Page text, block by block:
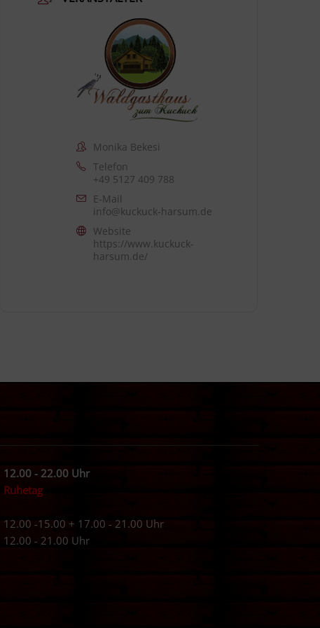
Monika Bekesi
Telefon
+49 5127 409 788
E-Mail
info@kuckuck-harsum.de
Website
https://www.kuckuck-
harsum.de/
12.00 - 22.00 Uhr
Ruhetag
12.00 -15.00 + 17.00 - 21.00 Uhr
12.00 - 21.00 Uhr